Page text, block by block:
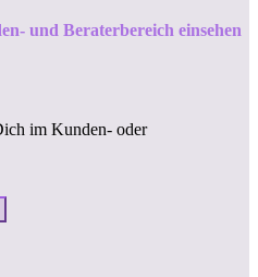
und Beraterbereich einsehen
im Kunden- oder